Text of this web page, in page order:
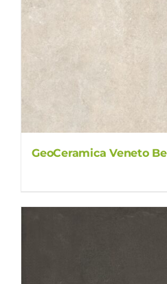
GeoCeramica Veneto